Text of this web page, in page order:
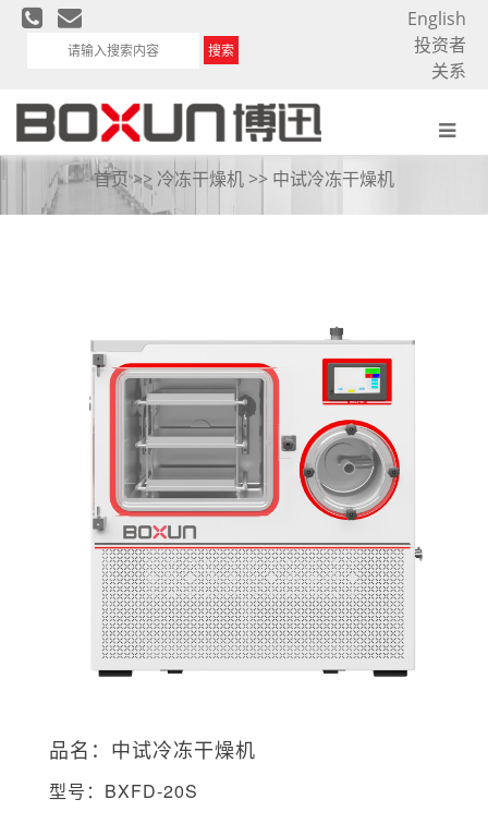
搜索
English
投资者
关系
中试冷冻干燥机
首页>> 冷冻干燥机 >> 中试冷冻干燥机
品名：中试冷冻干燥机
型号：BXFD-20S